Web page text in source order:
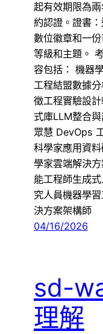
起有效期限為
約認證。證書
數位徽章和一
等級和主題。
容包括： 機器
工程結盟數據
徵工程實驗設
式庫LLM整合
眾慧 DevOps
科學家應用資
學家雲端解決
能工程師生成
究人員機器學
決方案架構師
04/16/2026
sd-
理解